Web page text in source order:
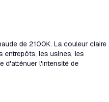
de 2100K. La couleur claire
entrepôts, les usines, les
d'atténuer l'intensité de